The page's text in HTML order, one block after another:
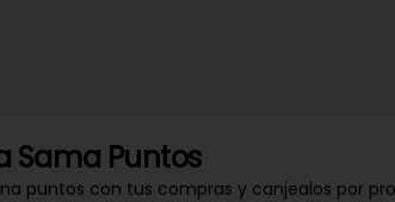
Sama Puntos
puntos con tus compras y canjealos por